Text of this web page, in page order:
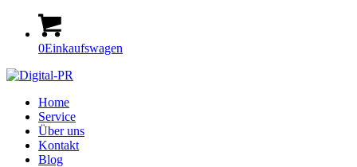
0Einkaufswagen
Home
Service
Über uns
Kontakt
Blog